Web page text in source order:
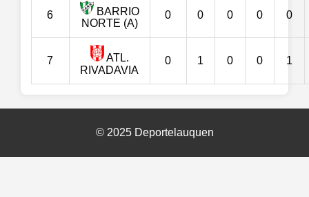
6
BARRIO
NORTE (A)
0 0 0 0 0
7
ATL.
RIVADAVIA
0 1 0 0 1
© 2025 Deportelauquen